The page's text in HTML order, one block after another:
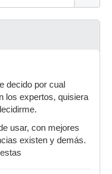
decido por cual
los expertos, quisiera
usar, con mejores
existen y demás.